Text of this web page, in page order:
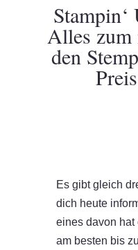
Alles zum
den
Es gibt gleich
dich heute
eines davon
am besten bis